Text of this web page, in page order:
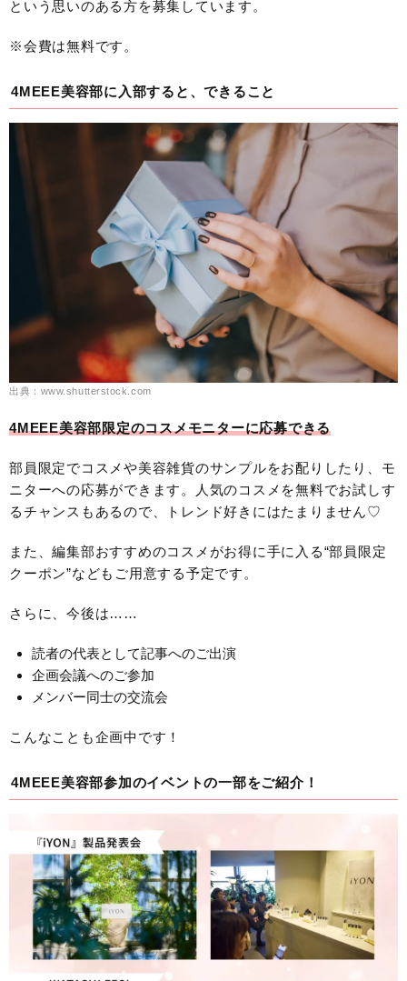
という思いのある方を募集しています。
※会費は無料です。
4MEEE美容部に入部すると、できること
出典：www.shutterstock.com
4MEEE美容部限定のコスメモニターに応募できる
部員限定でコスメや美容雑貨のサンプルをお配りしたり、モ
ニターへの応募ができます。人気のコスメを無料でお試しす
るチャンスもあるので、トレンド好きにはたまりません♡
また、編集部おすすめのコスメがお得に手に入る“部員限定
クーポン”などもご用意する予定です。
さらに、今後は……
読者の代表として記事へのご出演
企画会議へのご参加
メンバー同士の交流会
こんなことも企画中です！
4MEEE美容部参加のイベントの一部をご紹介！